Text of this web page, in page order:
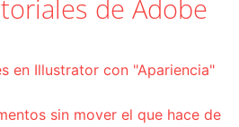
de Adobe
en Illustrator con "Apariencia"
sin mover el que hace de